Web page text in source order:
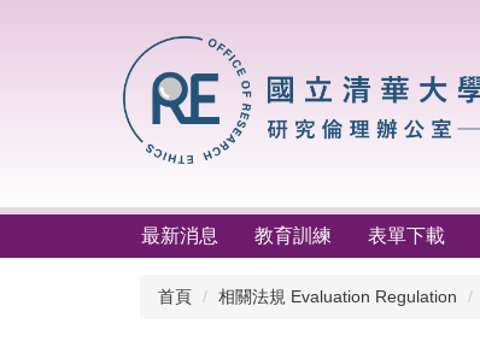
最新消息 教育訓練 表單下載
首頁 相關法規 Evaluation Regulation